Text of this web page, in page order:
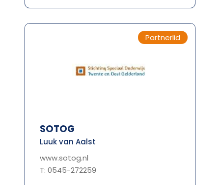
Partnerlid
SOTOG
Luuk van Aalst
www.sotog.nl
T: 0545-272259